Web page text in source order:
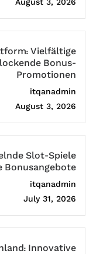
Vielfältige
Bonus-
Promotionen
itqanadmin
August 3, 2026
Slot-Spiele
Bonusangebote
itqanadmin
July 31, 2026
Innovative